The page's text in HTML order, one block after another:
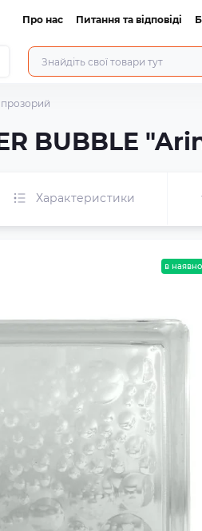
Про нас Питання та відповіді
BUBBLE
Характеристики
в